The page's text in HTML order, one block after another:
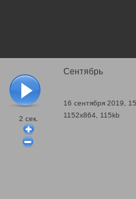
2 сек.
Сентябрь
16 сентября 2019,
1152x864, 115kb